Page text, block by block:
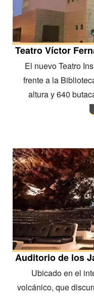
Teatro Víctor
El nuevo Teatro
frente a la
altura y 640
Auditorio de los
Ubicado en el
volcánico, que